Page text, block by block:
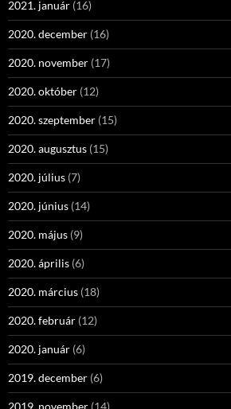
2021. január (16)
2020. december (16)
2020. november (17)
2020. október (12)
2020. szeptember (15)
2020. augusztus (15)
2020. július (7)
2020. június (14)
2020. május (9)
2020. április (6)
2020. március (18)
2020. február (12)
2020. január (6)
2019. december (6)
2019. november (14)